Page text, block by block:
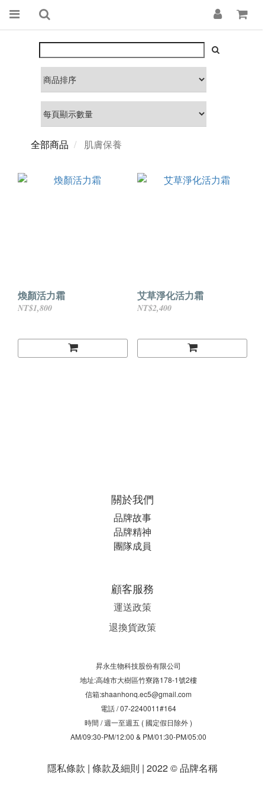
全部商品 肌膚保養
煥顏活力霜
NT$1,800
艾草淨化活力霜
NT$2,400
關於我們
品牌故事
品牌精神
團隊成員
顧客服務
運送政策
退換貨政策
昇永生物科技股份有限公司
地址:高雄市大樹區竹寮路178-1號2樓
信箱:shaanhonq.ec5@gmail.com
電話 / 07-2240011#164
時間 / 週一至週五 ( 國定假日除外 )
AM/09:30-PM/12:00 & PM/01:30-PM/05:00
隱私條款 | 條款及細則 | 2022 © 品牌名稱